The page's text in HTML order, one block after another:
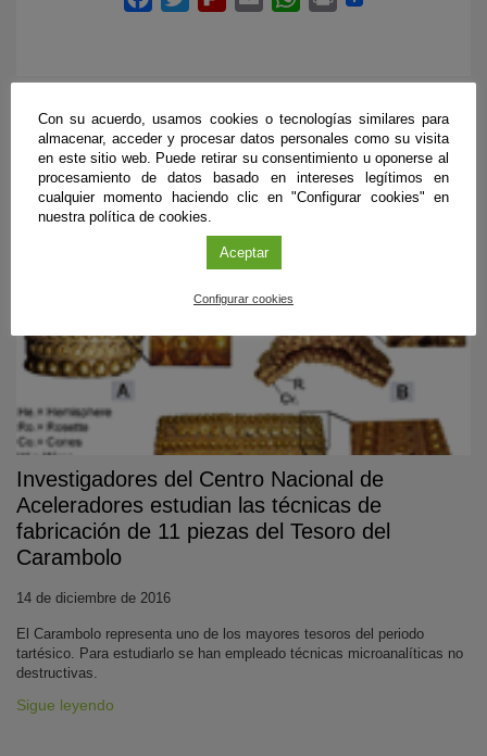
PUBLICACIONES RELACIONADAS
Investigadores del Centro Nacional de
Aceleradores estudian las técnicas de
fabricación de 11 piezas del Tesoro del
Carambolo
14 de diciembre de 2016
El Carambolo representa uno de los mayores tesoros del periodo
tartésico. Para estudiarlo se han empleado técnicas microanalíticas no
destructivas.
Sigue leyendo
Con su acuerdo, usamos cookies o tecnologías similares para
almacenar, acceder y procesar datos personales como su visita
en este sitio web. Puede retirar su consentimiento u oponerse al
procesamiento de datos basado en intereses legítimos en
cualquier momento haciendo clic en "Configurar cookies" en
nuestra política de cookies.
Aceptar
Configurar cookies